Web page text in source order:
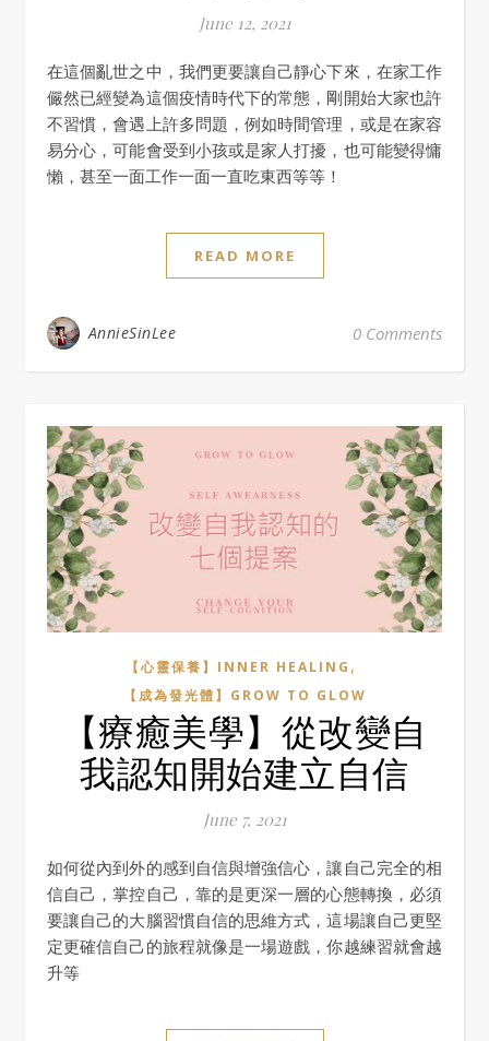
June 12, 2021
在這個亂世之中，我們更要讓自己靜心下來，在家工作
儼然已經變為這個疫情時代下的常態，剛開始大家也許
不習慣，會遇上許多問題，例如時間管理，或是在家容
易分心，可能會受到小孩或是家人打擾，也可能變得慵
懶，甚至一面工作一面一直吃東西等等！
READ MORE
AnnieSinLee 0 Comments
【心靈保養】INNER HEALING ,
【成為發光體】GROW TO GLOW
【療癒美學】從改變自
我認知開始建立自信
June 7, 2021
如何從內到外的感到自信與增強信心，讓自己完全的相
信自己，掌控自己，靠的是更深一層的心態轉換，必須
要讓自己的大腦習慣自信的思維方式，這場讓自己更堅
定更確信自己的旅程就像是一場遊戲，你越練習就會越
升等